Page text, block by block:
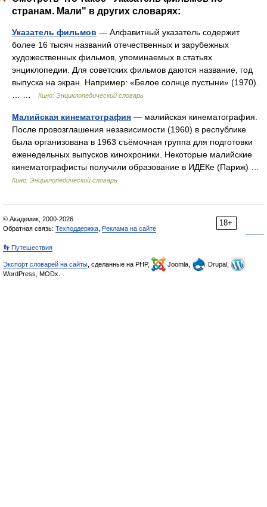
странам. Мали" в других словарях:
Указатель фильмов — Алфавитный указатель содержит
более 16 тысяч названий отечественных и зарубежных
художественных фильмов, упоминаемых в статьях
энциклопедии. Для советских фильмов даются название, год
выпуска на экран. Например: «Белое солнце пустыни» (1970).
Кино: Энциклопедический словарь
Малийская кинематография — малийская кинематография.
После провозглашения независимости (1960) в республике
была организована в 1963 съёмочная группа для подготовки
еженедельных выпусков кинохроники. Некоторые малийские
кинематографисты получили образование в ИДЕКе (Париж) …
Кино: Энциклопедический словарь
18+
© Академик, 2000-2026
Обратная связь: Техподдержка Реклама на сайте
👣 Путешествия
Экспорт словарей на сайты , сделанные на PHP, Joomla,
Drupal,
WordPress, MODx.